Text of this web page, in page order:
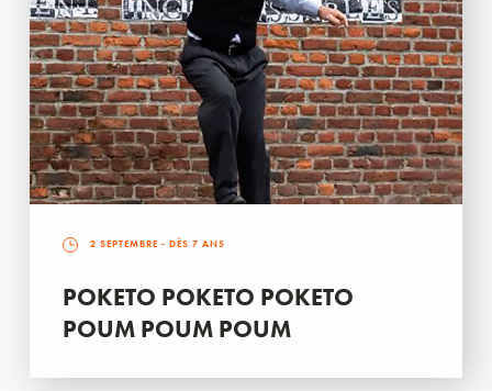
2 SEPTEMBRE - DÈS 7 ANS
POKETO POKETO POKETO
POUM POUM POUM